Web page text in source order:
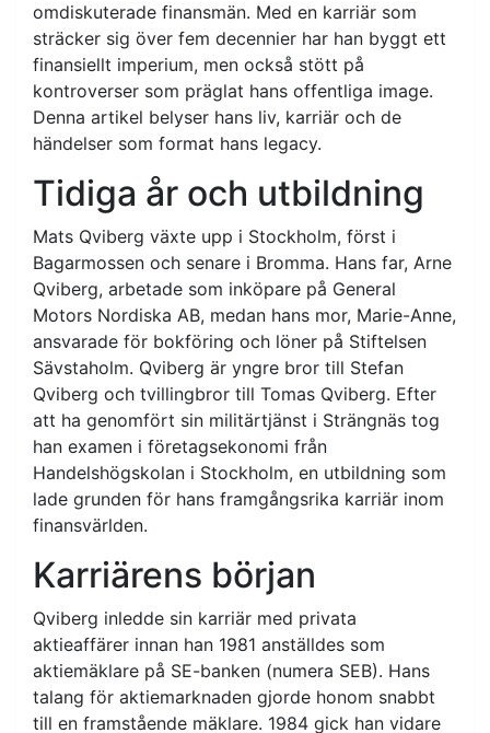
omdiskuterade finansmän. Med en karriär som
sträcker sig över fem decennier har han byggt ett
finansiellt imperium, men också stött på
kontroverser som präglat hans offentliga image.
Denna artikel belyser hans liv, karriär och de
händelser som format hans legacy.
Tidiga år och utbildning
Mats Qviberg växte upp i Stockholm, först i
Bagarmossen och senare i Bromma. Hans far, Arne
Qviberg, arbetade som inköpare på General
Motors Nordiska AB, medan hans mor, Marie-Anne,
ansvarade för bokföring och löner på Stiftelsen
Sävstaholm. Qviberg är yngre bror till Stefan
Qviberg och tvillingbror till Tomas Qviberg. Efter
att ha genomfört sin militärtjänst i Strängnäs tog
han examen i företagsekonomi från
Handelshögskolan i Stockholm, en utbildning som
lade grunden för hans framgångsrika karriär inom
finansvärlden.
Karriärens början
Qviberg inledde sin karriär med privata
aktieaffärer innan han 1981 anställdes som
aktiemäklare på SE-banken (numera SEB). Hans
talang för aktiemarknaden gjorde honom snabbt
till en framstående mäklare. 1984 gick han vidare